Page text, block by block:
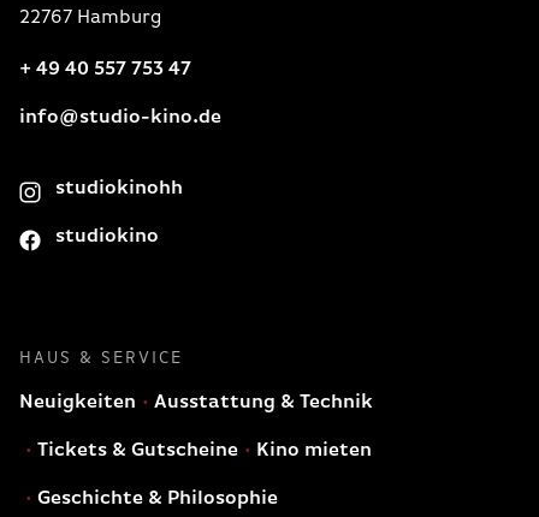
22767 Hamburg
+ 49 40 557 753 47
info@studio-kino.de
studiokinohh
studiokino
HAUS & SERVICE
Neuigkeiten Ausstattung & Technik
Tickets & Gutscheine Kino mieten
Geschichte & Philosophie